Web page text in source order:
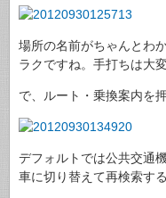
場所の名前がちゃんとわ
ラクですね。手打ちは大
で、ルート・乗換案内を
デフォルトでは公共交通
車に切り替えて再検索す